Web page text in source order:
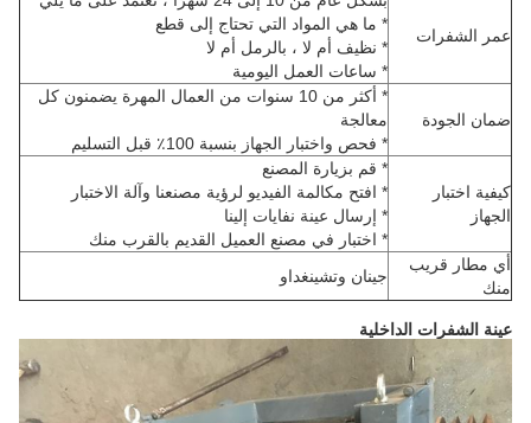
عمر الشفرات
* ما هي المواد التي تحتاج إلى قطع
* نظيف أم لا ، بالرمل أم لا
* ساعات العمل اليومية
ضمان الجودة
* أكثر من 10 سنوات من العمال المهرة يضمنون كل
معالجة
* فحص واختبار الجهاز بنسبة 100٪ قبل التسليم
كيفية اختبار
الجهاز
* قم بزيارة المصنع
* افتح مكالمة الفيديو لرؤية مصنعنا وآلة الاختبار
* إرسال عينة نفايات إلينا
* اختبار في مصنع العميل القديم بالقرب منك
أي مطار قريب
منك
جينان وتشينغداو
عينة الشفرات الداخلية